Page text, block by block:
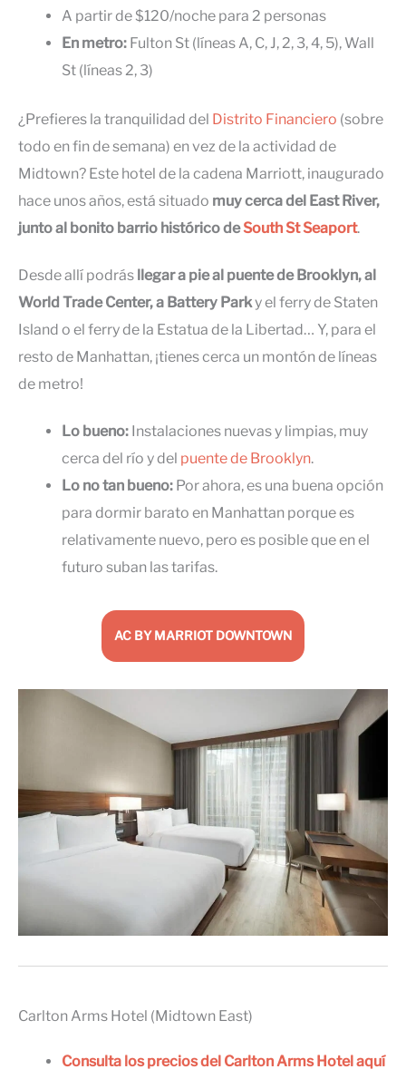
A partir de $120/noche para 2 personas
En metro: Fulton St (líneas A, C, J, 2, 3, 4, 5), Wall
St (líneas 2, 3)
¿Prefieres la tranquilidad del Distrito Financiero (sobre
todo en fin de semana) en vez de la actividad de
Midtown? Este hotel de la cadena Marriott, inaugurado
hace unos años, está situado muy cerca del East River,
junto al bonito barrio histórico deSouth St Seaport.
Desde allí podrás llegar a pie al puente de Brooklyn, al
World Trade Center, a Battery Parky el ferry de Staten
Island o el ferry de la Estatua de la Libertad… Y, para el
resto de Manhattan, ¡tienes cerca un montón de líneas
de metro!
Lo bueno: Instalaciones nuevas y limpias, muy
cerca del río y del puente de Brooklyn.
Lo no tan bueno: Por ahora, es una buena opción
para dormir barato en Manhattan porque es
relativamente nuevo, pero es posible que en el
futuro suban las tarifas.
AC BY MARRIOT DOWNTOWN
Carlton Arms Hotel (Midtown East)
Consulta los precios del Carlton Arms Hotel aquí